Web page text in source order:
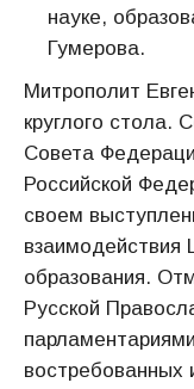
науке,
Гумерова.
Митрополит
круглого стола.
Совета
Российской
своем
взаимодействия
образования.
Русской
востребованных